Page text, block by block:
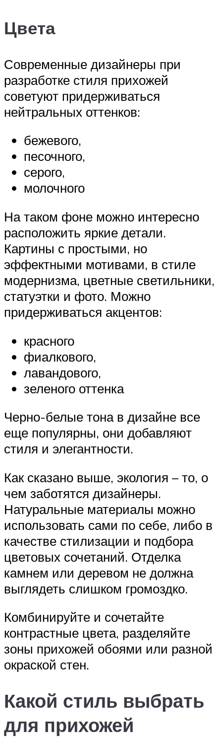
Цвета
Современные дизайнеры при
разработке стиля прихожей
советуют придерживаться
нейтральных оттенков:
бежевого,
песочного,
серого,
молочного
На таком фоне можно интересно
расположить яркие детали.
Картины с простыми, но
эффектными мотивами, в стиле
модернизма, цветные светильники,
статуэтки и фото. Можно
придерживаться акцентов:
красного
фиалкового,
лавандового,
зеленого оттенка
Черно-белые тона в дизайне все
еще популярны, они добавляют
стиля и элегантности.
Как сказано выше, экология – то, о
чем заботятся дизайнеры.
Натуральные материалы можно
использовать сами по себе, либо в
качестве стилизации и подбора
цветовых сочетаний. Отделка
камнем или деревом не должна
выглядеть слишком громоздко.
Комбинируйте и сочетайте
контрастные цвета, разделяйте
зоны прихожей обоями или разной
окраской стен.
Какой стиль выбрать
для прихожей